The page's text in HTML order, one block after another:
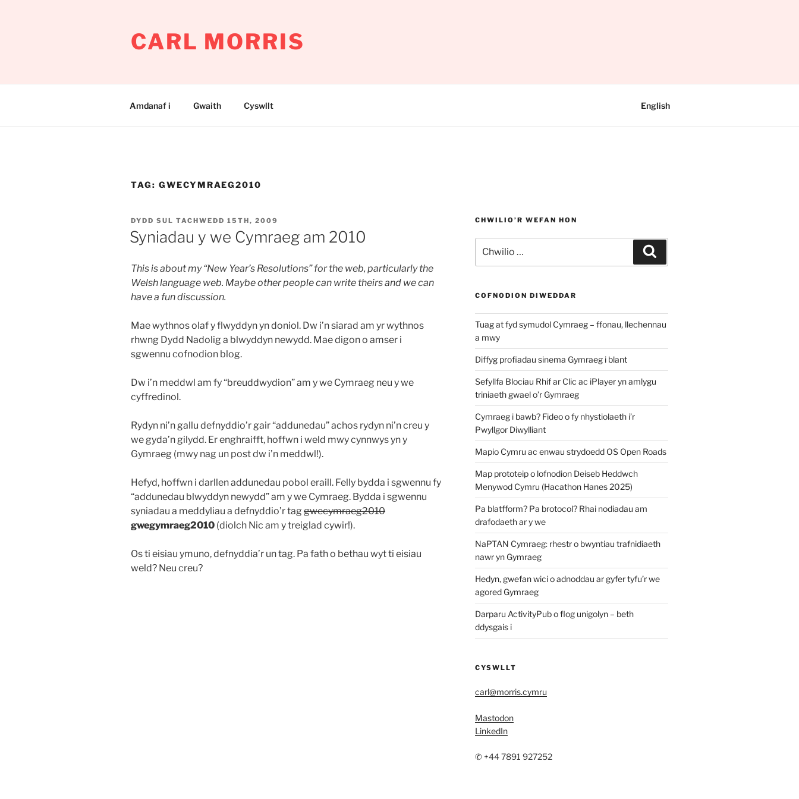
CARL MORRIS
Amdanaf i Gwaith Cyswllt English
TAG: GWECYMRAEG2010
COFNODWYD
AR
DYDD SUL TACHWEDD 15TH, 2009
Syniadau y we Cymraeg am 2010
This is about my “New Year’s Resolutions” for the web, particularly the
Welsh language web. Maybe other people can write theirs and we can
have a fun discussion.
Mae wythnos olaf y flwyddyn yn doniol. Dw i’n siarad am yr wythnos
rhwng Dydd Nadolig a blwyddyn newydd. Mae digon o amser i
sgwennu cofnodion blog.
Dw i’n meddwl am fy “breuddwydion” am y we Cymraeg neu y we
cyffredinol.
Rydyn ni’n gallu defnyddio’r gair “addunedau” achos rydyn ni’n creu y
we gyda’n gilydd. Er enghraifft, hoffwn i weld mwy cynnwys yn y
Gymraeg (mwy nag un post dw i’n meddwl!).
Hefyd, hoffwn i darllen addunedau pobol eraill. Felly bydda i sgwennu fy
“addunedau blwyddyn newydd” am y we Cymraeg. Bydda i sgwennu
syniadau a meddyliau a defnyddio’r tag gwecymraeg2010
gwegymraeg2010 (diolch Nic am y treiglad cywir!).
Os ti eisiau ymuno, defnyddia’r un tag. Pa fath o bethau wyt ti eisiau
weld? Neu creu?
CHWILIO’R WEFAN HON
am:
COFNODION DIWEDDAR
Tuag at fyd symudol Cymraeg – ffonau, llechennau
a mwy
Diffyg profiadau sinema Gymraeg i blant
Sefyllfa Blociau Rhif ar Clic ac iPlayer yn amlygu
triniaeth gwael o’r Gymraeg
Cymraeg i bawb? Fideo o fy nhystiolaeth i’r
Pwyllgor Diwylliant
Mapio Cymru ac enwau strydoedd OS Open Roads
Map prototeip o lofnodion Deiseb Heddwch
Menywod Cymru (Hacathon Hanes 2025)
Pa blatfform? Pa brotocol? Rhai nodiadau am
drafodaeth ar y we
NaPTAN Cymraeg: rhestr o bwyntiau trafnidiaeth
nawr yn Gymraeg
Hedyn, gwefan wici o adnoddau ar gyfer tyfu’r we
agored Gymraeg
Darparu ActivityPub o flog unigolyn – beth
ddysgais i
CYSWLLT
carl@morris.cymru
Mastodon
LinkedIn
✆ +44 7891 927252